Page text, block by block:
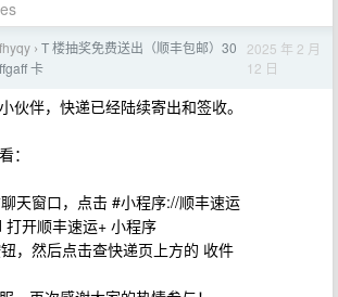
› T 楼抽奖免费送出（顺丰包邮）30
卡
2025 年 2 月
12 日
伙伴，快递已经陆续寄出和签收。
：
天窗口，点击 #小程序://顺丰速运
开顺丰速运+ 小程序
，然后点击查快递页上方的 收件